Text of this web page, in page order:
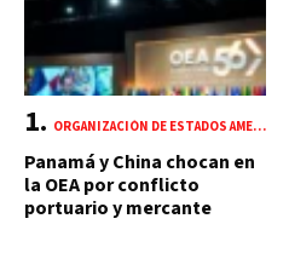
ORGANIZACIÓN DE ESTADOS AMERICANOS (OEA)
Panamá y China chocan en
la OEA por conflicto
portuario y mercante